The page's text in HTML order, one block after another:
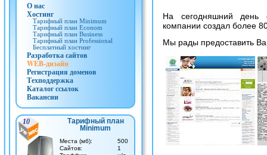
О нас
Хостинг
Тарифный план Minimum
Тарифный план Econom
Тарифный план Business
Тарифный план Professional
Бесплатный хостинг
Разработка сайтов
WEB-дизайн
Регистрация доменов
Техподдержка
Каталог ссылок
Вакансии
На сегодняшний день
компании создал более
Мы рады предоставить
10
Тарифный план
Minimum
Места (мб):
Cайтов:
500
1